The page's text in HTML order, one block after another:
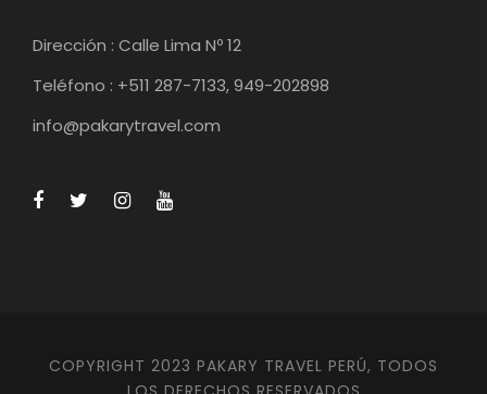
Dirección : Calle Lima Nº 12
Teléfono : +511 287-7133, 949-202898
info@pakarytravel.com
COPYRIGHT 2023 PAKARY TRAVEL PERÚ, TODOS